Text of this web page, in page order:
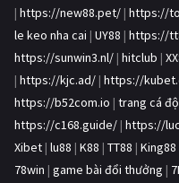
| https://new88.pet/ | https://
le keo nha cai | UY88 | https://
https://sunwin3.nl/ | hitclub |
| https://kjc.ad/ | https://
https://b52com.io | trang cá
https://c168.guide/ | https://
Xibet | lu88 | K88 | TT88 | King88
78win | game bài đổi thưởng |